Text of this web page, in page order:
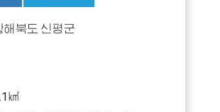
해북도 신평군
㎢